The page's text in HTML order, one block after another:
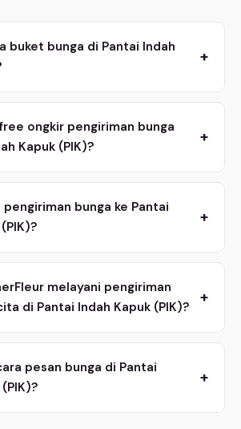
buket bunga di Pantai Indah
+
ongkir pengiriman bunga
Kapuk (PIK)?
+
pengiriman bunga ke Pantai
+
melayani pengiriman
di Pantai Indah Kapuk (PIK)?
+
pesan bunga di Pantai
+